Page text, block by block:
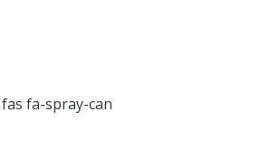
fas fa-spray-can